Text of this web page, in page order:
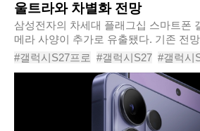
울트라와 차별화 전망
삼성전자의 차세대 플래그십 스마트폰
메라 사양이 추가로 유출됐다. 기존 전
과 동일한 망원 카메라를 탑재하지 않고,
낮춘 망원 카메라를 채택할 것이라는 내
#갤럭시S27프로 #갤럭시S27 #갤럭시
#삼성전자 #망원카메라 #스마트폰카